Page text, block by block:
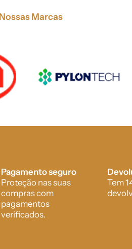
Marcas
Pagamento seguro
Proteção nas suas
compras com
pagamentos
verificados.
Tem